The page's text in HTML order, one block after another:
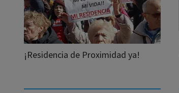
¡Residencia de Proximidad ya!